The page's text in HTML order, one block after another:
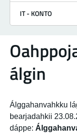
IT - KONTO
álgin
Álggahanvahkku
bearjadahkii
dáppe: